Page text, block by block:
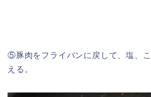
⑤豚肉をフライパンに戻して、塩、
える。